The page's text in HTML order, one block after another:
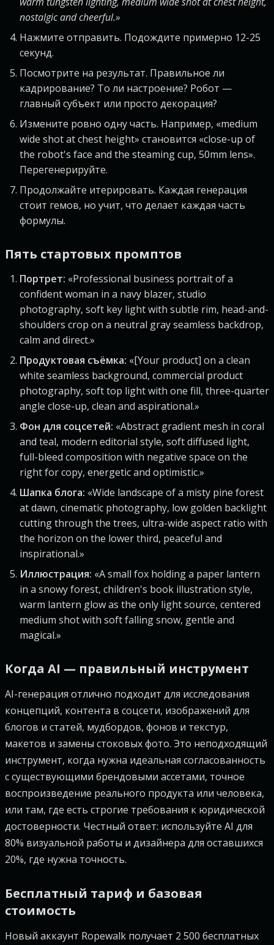
nostalgic and cheerful.»
Нажмите отправить. Подождите примерно 12-25
секунд.
Посмотрите на результат. Правильное ли
кадрирование? То ли настроение? Робот —
главный субъект или просто декорация?
Измените ровно одну часть. Например, «medium
wide shot at chest height» становится «close-up of
the robot's face and the steaming cup, 50mm lens».
Перегенерируйте.
Продолжайте итерировать. Каждая генерация
стоит гемов, но учит, что делает каждая часть
формулы.
Пять стартовых промптов
Портрет: «Professional business portrait of a
confident woman in a navy blazer, studio
photography, soft key light with subtle rim, head-and-
shoulders crop on a neutral gray seamless backdrop,
calm and direct.»
Продуктовая съёмка: «[Your product] on a clean
white seamless background, commercial product
photography, soft top light with one fill, three-quarter
angle close-up, clean and aspirational.»
Фон для соцсетей: «Abstract gradient mesh in coral
and teal, modern editorial style, soft diffused light,
full-bleed composition with negative space on the
right for copy, energetic and optimistic.»
Шапка блога: «Wide landscape of a misty pine forest
at dawn, cinematic photography, low golden backlight
cutting through the trees, ultra-wide aspect ratio with
the horizon on the lower third, peaceful and
inspirational.»
Иллюстрация: «A small fox holding a paper lantern
in a snowy forest, children's book illustration style,
warm lantern glow as the only light source, centered
medium shot with soft falling snow, gentle and
magical.»
Когда AI — правильный инструмент
AI-генерация отлично подходит для исследования
концепций, контента в соцсети, изображений для
блогов и статей, мудбордов, фонов и текстур,
макетов и замены стоковых фото. Это неподходящий
инструмент, когда нужна идеальная согласованность
с существующими брендовыми ассетами, точное
воспроизведение реального продукта или человека,
или там, где есть строгие требования к юридической
достоверности. Честный ответ: используйте AI для
80% визуальной работы и дизайнера для оставшихся
20%, где нужна точность.
Бесплатный тариф и базовая
стоимость
Новый аккаунт Ropewalk получает 2 500 бесплатных